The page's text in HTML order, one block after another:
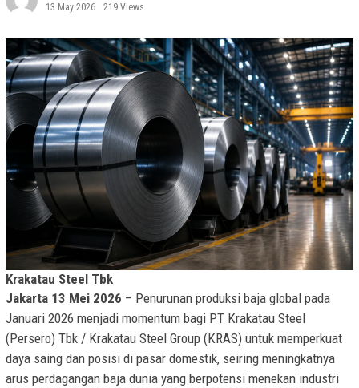
13 May 2026
219 Views
Krakatau Steel Tbk
Jakarta 13 Mei 2026 – Penurunan produksi baja global pada
Januari 2026 menjadi momentum bagi PT Krakatau Steel
(Persero) Tbk / Krakatau Steel Group (KRAS) untuk memperkuat
daya saing dan posisi di pasar domestik, seiring meningkatnya
arus perdagangan baja dunia yang berpotensi menekan industri